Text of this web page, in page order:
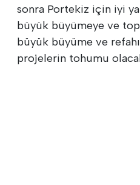
sonra Portekiz için iyi
büyük büyümeye ve
büyük büyüme ve
projelerin tohumu